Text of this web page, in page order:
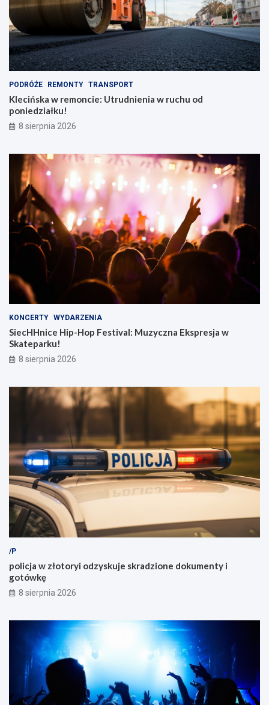
c
a
k
e
m
!
PODRÓŻE REMONTY TRANSPORT
Klecińska w remoncie: Utrudnienia w ruchu od
poniedziałku!
8 sierpnia 2026
KONCERTY WYDARZENIA
SiecHHnice Hip-Hop Festival: Muzyczna Ekspresja w
Skateparku!
8 sierpnia 2026
/P
policja w złotoryi odzyskuje skradzione dokumenty i
gotówkę
8 sierpnia 2026